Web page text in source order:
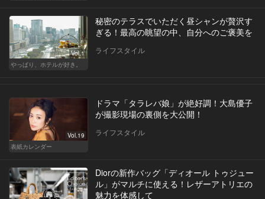
Vol.1
やっぱり、ホテルが好き。
秘密のテラスでいただく昼シャンが贅沢す
ぎる！最高の眺望の中、自分へのご褒美を
ライフスタイル
Vol.19
表紙カレンダー
ドラマ「タラレバ娘」が絶好調！大島優子
が撮影現場の裏側を大公開！
ライフスタイル
Diorの新作バッグ「ディオール トゥジュー
ル」がマルチに使える！レザーアトリエの
魅力を体感して